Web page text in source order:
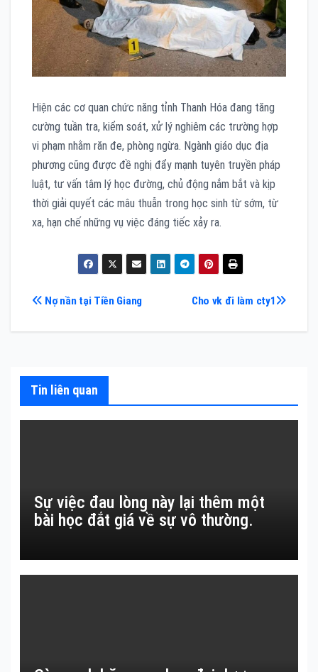
Hiện các cơ quan chức năng tỉnh Thanh Hóa đang tăng
cường tuần tra, kiểm soát, xử lý nghiêm các trường hợp
vi phạm nhằm răn đe, phòng ngừa. Ngành giáo dục địa
phương cũng được đề nghị đẩy mạnh tuyên truyền pháp
luật, tư vấn tâm lý học đường, chủ động nắm bắt và kịp
thời giải quyết các mâu thuẫn trong học sinh từ sớm, từ
xa, hạn chế những vụ việc đáng tiếc xảy ra.
Điều
hướng
viết
Cho vk đi làm cty1
Nợ nần tại Tiền Giang
Tin liên quan
Sự việc đau lòng này lại thêm một
bài học đắt giá về sự vô thường.